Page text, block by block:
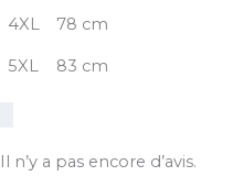
4XL 78 cm
5XL 83 cm
Il n’y a pas encore d’avis.